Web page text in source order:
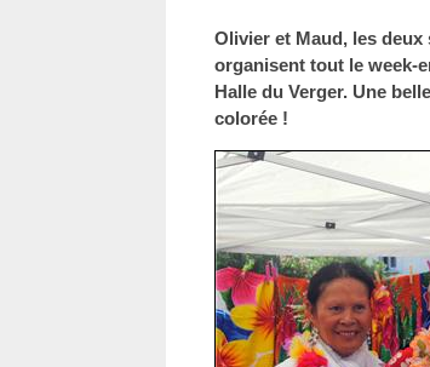
Olivier et Maud, les
organisent tout le week-
Halle du Verger. Une
colorée !